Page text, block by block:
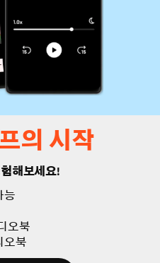
의 시작
해보세요!
능
오북
오북